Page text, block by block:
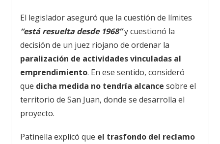
El legislador aseguró que la cuestión de límites
“está resuelta desde 1968”y cuestionó la
decisión de un juez riojano de ordenar la
paralización de actividades vinculadas al
emprendimiento. En ese sentido, consideró
que dicha medida no tendría alcance sobre el
territorio de San Juan, donde se desarrolla el
proyecto.
Patinella explicó que el trasfondo del reclamo